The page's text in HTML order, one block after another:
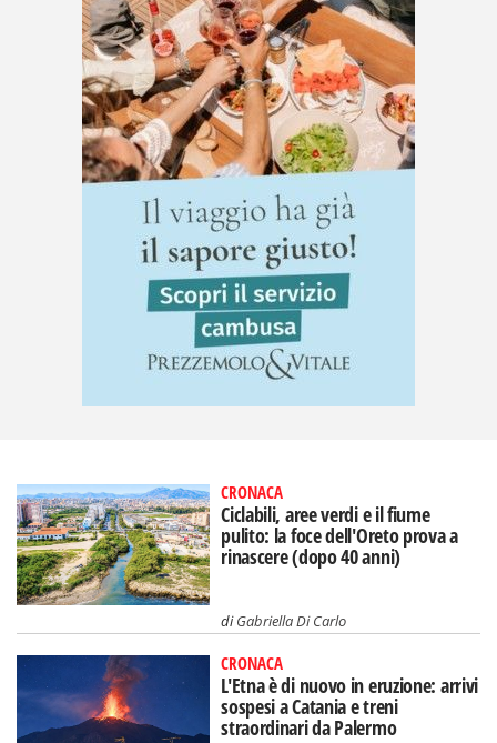
CRONACA
Ciclabili, aree verdi e il fiume
pulito: la foce dell'Oreto prova a
rinascere (dopo 40 anni)
diGabriella Di Carlo
CRONACA
L'Etna è di nuovo in eruzione: arrivi
sospesi a Catania e treni
straordinari da Palermo